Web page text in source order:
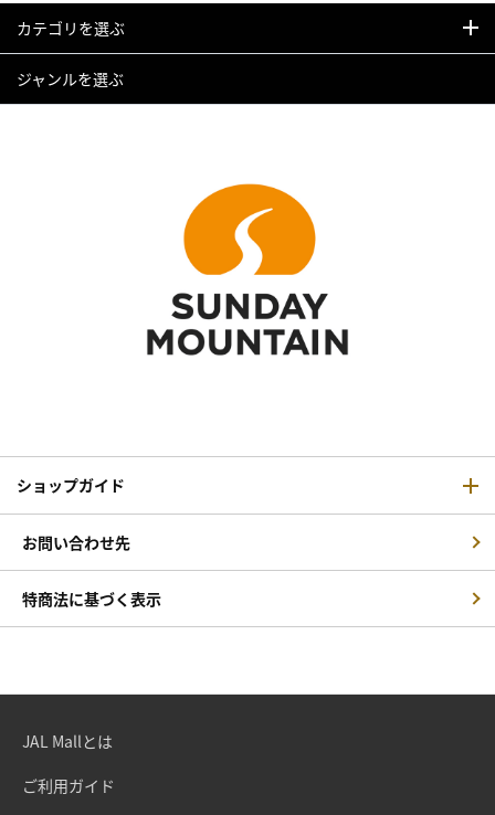
カテゴリを選ぶ
ジャンルを選ぶ
ショップガイド
お問い合わせ先
特商法に基づく表示
JAL Mallとは
ご利用ガイド